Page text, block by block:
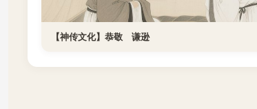
【神传文化】恭敬 谦逊